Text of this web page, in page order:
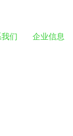
们 企业信息